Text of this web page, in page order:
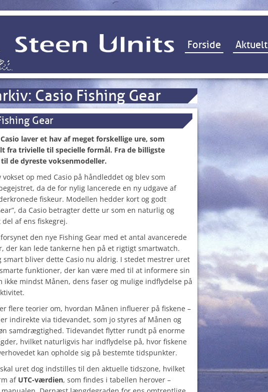
Hop til indhold
Forside Aktuelt
Casio Fishing Gear
Gear
Casio laver et hav af meget forskellige ure, som
fra trivielle til specielle formål. Fra de billigste
de dyreste voksenmodeller.
vokset op med Casio på håndleddet og blev som
da de for nylig lancerede en ny udgave af
fiskeur. Modellen hedder kort og godt
da Casio betragter dette ur som en naturlig og
af ens fiskegrej.
den nye Fishing Gear med et antal avancerede
der kan lede tankerne hen på et rigtigt smartwatch.
smart bliver dette Casio nu aldrig. I stedet mestrer uret
funktioner, der kan være med til at informere sin
ikke mindst Månen, dens faser og mulige indflydelse på
flere teorier om, hvordan Månen influerer på fiskene –
indirekte via tidevandet, som jo styres af Månen og
samdrægtighed. Tidevandet flytter rundt på enorme
hvilket naturligvis har indflydelse på, hvor fiskene
kan opholde sig på bestemte tidspunkter.
uret dog indstilles til den aktuelle tidszone, hvilket
af UTC-værdien, som findes i tabellen herover –